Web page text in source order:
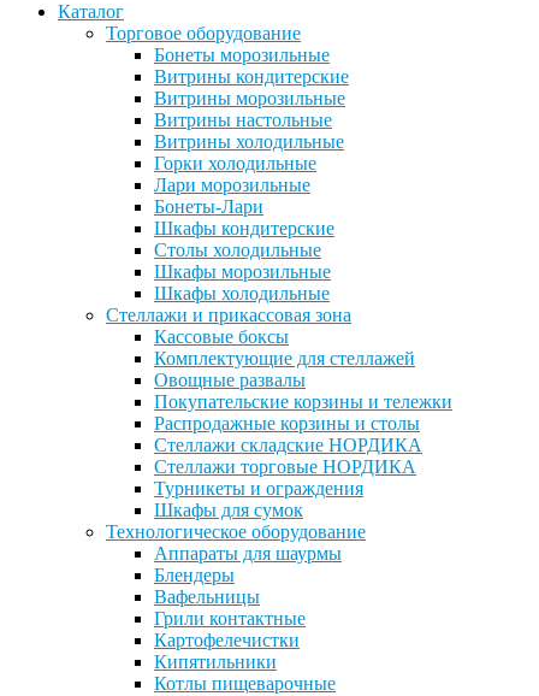
Каталог
Торговое оборудование
Бонеты морозильные
Витрины кондитерские
Витрины морозильные
Витрины настольные
Витрины холодильные
Горки холодильные
Лари морозильные
Бонеты-Лари
Шкафы кондитерские
Столы холодильные
Шкафы морозильные
Шкафы холодильные
Стеллажи и прикассовая зона
Кассовые боксы
Комплектующие для стеллажей
Овощные развалы
Покупательские корзины и тележки
Распродажные корзины и столы
Стеллажи складские НОРДИКА
Стеллажи торговые НОРДИКА
Турникеты и ограждения
Шкафы для сумок
Технологическое оборудование
Аппараты для шаурмы
Блендеры
Вафельницы
Грили контактные
Картофелечистки
Кипятильники
Котлы пищеварочные